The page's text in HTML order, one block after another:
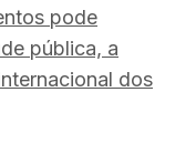
pode
pública, a
dos